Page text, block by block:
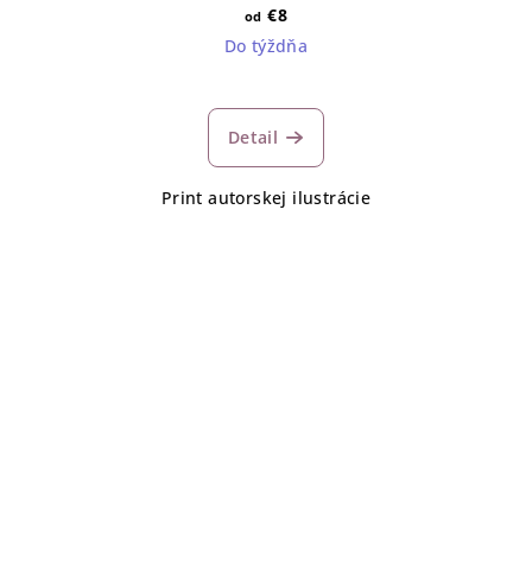
od €8
Do týždňa
Detail
Print autorskej ilustrácie